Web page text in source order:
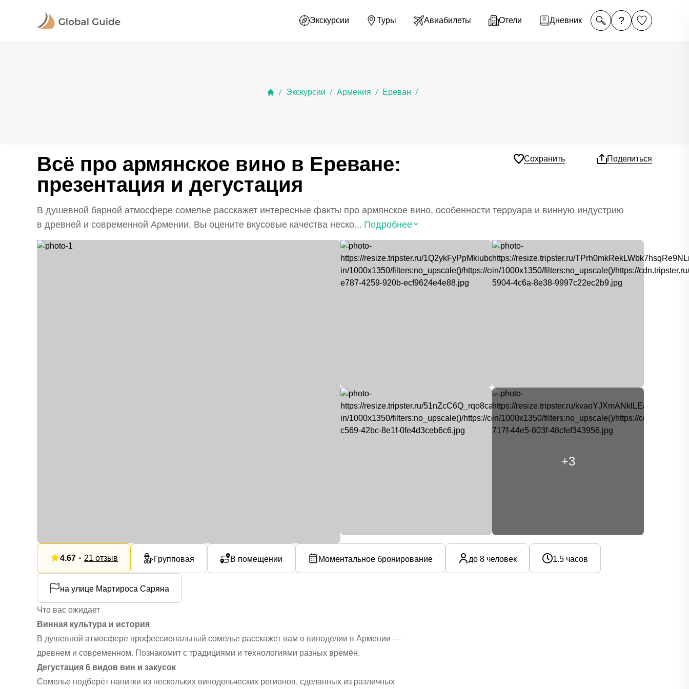
Экскурсии Туры Авиабилеты Отели Дневник ?
/ Экскурсии / Армения / Ереван /
Всё про армянское вино в Ереване:
презентация и дегустация
Сохранить Поделиться
В душевной барной атмосфере сомелье расскажет интересные факты про армянское вино, особенности терруара и винную индустрию
в древней и современной Армении. Вы оцените вкусовые качества неско... Подробнее⌃
+3
4.67 21 отзыв Групповая В помещении Моментальное бронирование до 8 человек 1.5 часов
на улице Мартироса Саряна
Что вас ожидает
Винная культура и история
В душевной атмосфере профессиональный сомелье расскажет вам о виноделии в Армении —
древнем и современном. Познакомит с традициями и технологиями разных времён.
Дегустация 6 видов вин и закусок
Сомелье подберёт напитки из нескольких винодельческих регионов, сделанных из различных